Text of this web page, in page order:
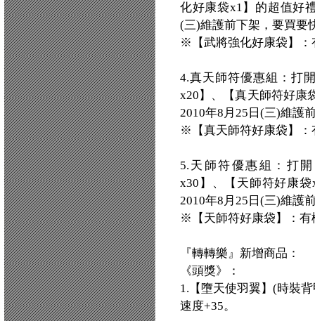
化好康袋x1】的超值好
(三)維護前下架，要買要
※【武將強化好康袋】：
4.真天師符優惠組：打
x20】、【真天師符好康
2010年8月25日(三)維護
※【真天師符好康袋】：
5.天師符優惠組：打
x30】、【天師符好康
2010年8月25日(三)維護
※【天師符好康袋】：有
『轉轉樂』新增商品：
《頭獎》：
1.【墮天使羽翼】(時裝
速度+35。